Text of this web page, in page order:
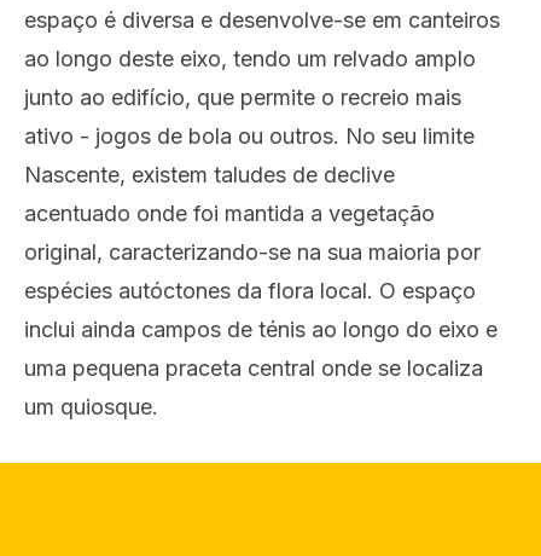
espaço é diversa e desenvolve-se em canteiros
ao longo deste eixo, tendo um relvado amplo
junto ao edifício, que permite o recreio mais
ativo - jogos de bola ou outros. No seu limite
Nascente, existem taludes de declive
acentuado onde foi mantida a vegetação
original, caracterizando-se na sua maioria por
espécies autóctones da flora local. O espaço
inclui ainda campos de ténis ao longo do eixo e
uma pequena praceta central onde se localiza
um quiosque.